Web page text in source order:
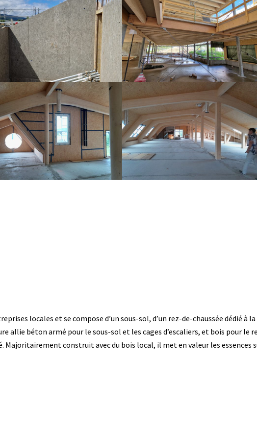
locales et se compose d’un sous-sol, d’un rez-de-chaussée dédié à
allie béton armé pour le sous-sol et les cages d’escaliers, et bois pour le
construit avec du bois local, il met en valeur les essences